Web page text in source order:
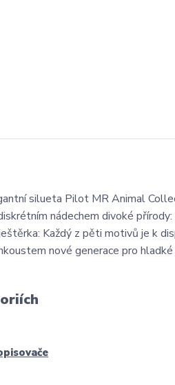
silueta Pilot MR Animal
nádechem divoké
Každý z pěti motivů je k
nové generace pro hladké